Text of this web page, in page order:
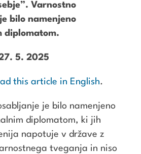
Varnostno
bilo namenjeno
diplomatom.
5. 2025
this article in English.
je bilo namenjeno
diplomatom, ki jih
napotuje v države z
tveganja in niso